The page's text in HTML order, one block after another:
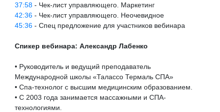
37:58 - Чек-лист управляющего. Маркетинг
42:36 - Чек-лист управляющего. Неочевидное
45:36 - Спец предложение для участников вебинара
Спикер вебинара: Александр Лабенко
• Руководитель и ведущий преподаватель
Международной школы «Талассо Термаль СПА»
• Спа-технолог с высшим медицинским образованием.
• С 2003 года занимается массажными и СПА-
технологиями.